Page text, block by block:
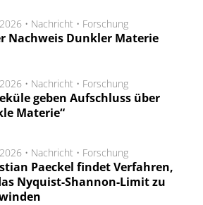
• Nachricht • Forschung
Nachweis Dunkler Materie
• Nachricht • Forschung
geben Aufschluss über
Materie“
• Nachricht • Forschung
Paeckel findet Verfahren,
Nyquist-Shannon-Limit zu